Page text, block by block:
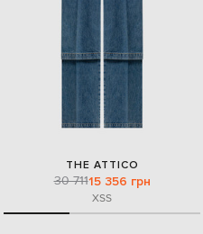
THE ATTICO
30 71115 356 грн
XSS